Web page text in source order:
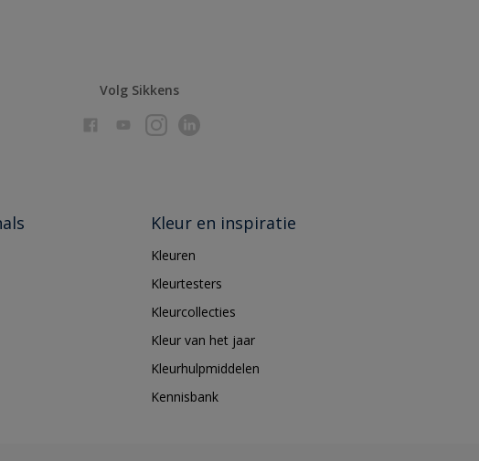
Volg Sikkens
Kleur en inspiratie
Kleuren
Kleurtesters
Kleurcollecties
Kleur van het jaar
Kleurhulpmiddelen
Kennisbank